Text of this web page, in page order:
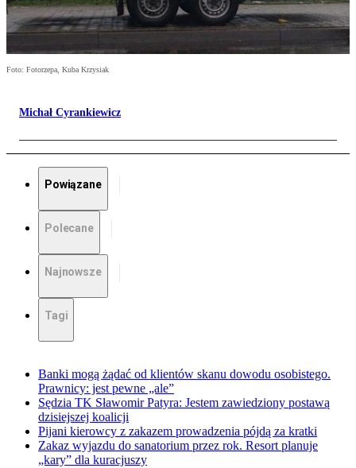
Foto: Fotorzepa, Kuba Krzysiak
Michał Cyrankiewicz
Powiązane
Polecane
Najnowsze
Tagi
Banki mogą żądać od klientów skanu dowodu osobistego.
Prawnicy: jest pewne „ale”
Sędzia TK Sławomir Patyra: Jestem zawiedziony postawą
dzisiejszej koalicji
Pijani kierowcy z zakazem prowadzenia pójdą za kratki
Zakaz wyjazdu do sanatorium przez rok. Resort planuje
„kary” dla kuracjuszy